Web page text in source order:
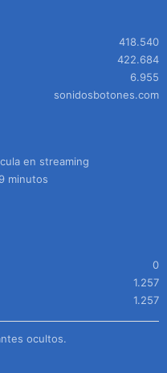
418.540
422.684
6.955
sonidosbotones.com
en streaming
minutos
0
1.257
1.257
ocultos.